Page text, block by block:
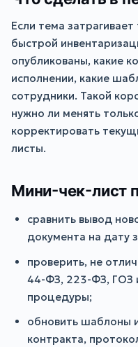
Если тема
быстрой
опубликованы, какие
исполнении, какие
сотрудники. Такой
нужно ли менять
корректировать
листы.
Мини-чек-лист
сравнить вывод
документа на дату
проверить, не
44-ФЗ, 223-ФЗ, ГОЗ
процедуры;
обновить шаблоны
контракта,